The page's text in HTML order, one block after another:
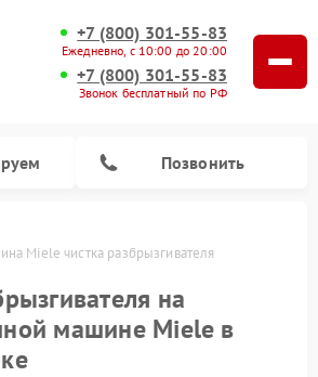
+7 (800) 301-55-83
Ежедневно, с 10:00 до 20:00
+7 (800) 301-55-83
Звонок бесплатный по РФ
Позвонить
Miele чистка разбрызгивателя
на
машине Miele в